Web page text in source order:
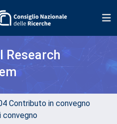
Research
Contributo in convegno
convegno